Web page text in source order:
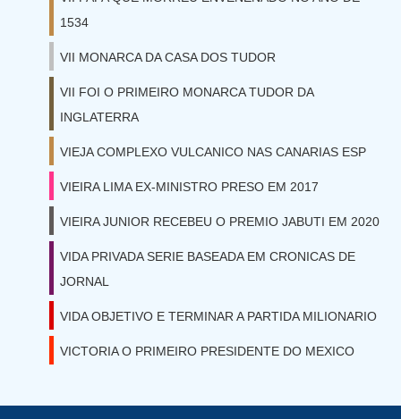
1534
VII MONARCA DA CASA DOS TUDOR
VII FOI O PRIMEIRO MONARCA TUDOR DA
INGLATERRA
VIEJA COMPLEXO VULCANICO NAS CANARIAS ESP
VIEIRA LIMA EX-MINISTRO PRESO EM 2017
VIEIRA JUNIOR RECEBEU O PREMIO JABUTI EM 2020
VIDA PRIVADA SERIE BASEADA EM CRONICAS DE
JORNAL
VIDA OBJETIVO E TERMINAR A PARTIDA MILIONARIO
VICTORIA O PRIMEIRO PRESIDENTE DO MEXICO